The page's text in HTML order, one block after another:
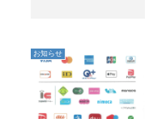
お知らせ